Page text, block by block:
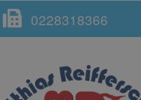
0228318366